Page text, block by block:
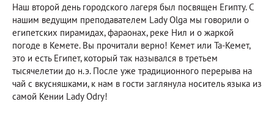
Наш второй день городского лагеря был посвящен Египту. С
нашим ведущим преподавателем Lady Olga мы говорили о
египетских пирамидах, фараонах, реке Нил и о жаркой
погоде в Кемете. Вы прочитали верно! Кемет или Та-Кемет,
это и есть Египет, который так назывался в третьем
тысячелетии до н.э. После уже традиционного перерыва на
чай с вкусняшками, к нам в гости заглянула носитель языка из
самой Кении Lady Odry!